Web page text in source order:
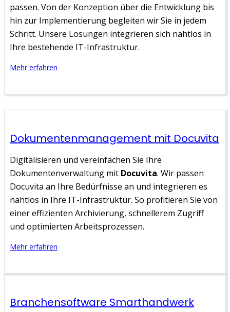
passen. Von der Konzeption über die Entwicklung bis
hin zur Implementierung begleiten wir Sie in jedem
Schritt. Unsere Lösungen integrieren sich nahtlos in
Ihre bestehende IT-Infrastruktur.
Mehr erfahren
Dokumentenmanagement mit Docuvita
Digitalisieren und vereinfachen Sie Ihre
Dokumentenverwaltung mit Docuvita. Wir passen
Docuvita an Ihre Bedürfnisse an und integrieren es
nahtlos in Ihre IT-Infrastruktur. So profitieren Sie von
einer effizienten Archivierung, schnellerem Zugriff
und optimierten Arbeitsprozessen.
Mehr erfahren
Branchensoftware Smarthandwerk